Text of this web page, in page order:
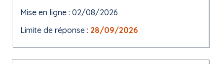
Mise en ligne : 02/08/2026
Limite de réponse : 28/09/2026